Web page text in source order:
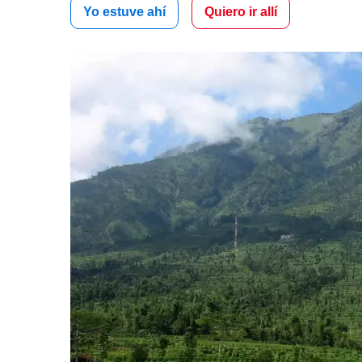
Yo estuve ahí Quiero ir allí